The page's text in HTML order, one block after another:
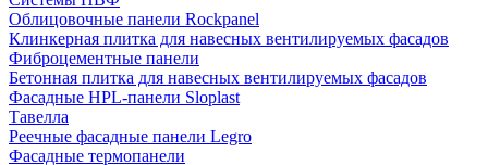
Облицовочные панели Rockpanel
Клинкерная плитка для навесных вентилируемых фасадов
Фиброцементные панели
Бетонная плитка для навесных вентилируемых фасадов
Фасадные HPL-панели Sloplast
Тавелла
Реечные фасадные панели Legro
Фасадные термопанели